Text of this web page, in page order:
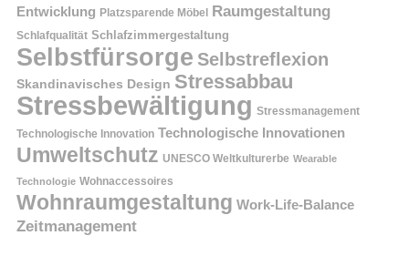
Entwicklung Platzsparende Möbel Raumgestaltung
Schlafqualität Schlafzimmergestaltung
Selbstfürsorge Selbstreflexion
Skandinavisches Design Stressabbau
Stressbewältigung Stressmanagement
Technologische Innovation Technologische Innovationen
Umweltschutz UNESCO Weltkulturerbe Wearable
Technologie Wohnaccessoires
Wohnraumgestaltung Work-Life-Balance
Zeitmanagement